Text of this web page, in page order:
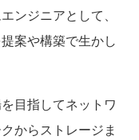
ンジニアとして、
案や構築で生かし
目指してネットワ
からストレージま